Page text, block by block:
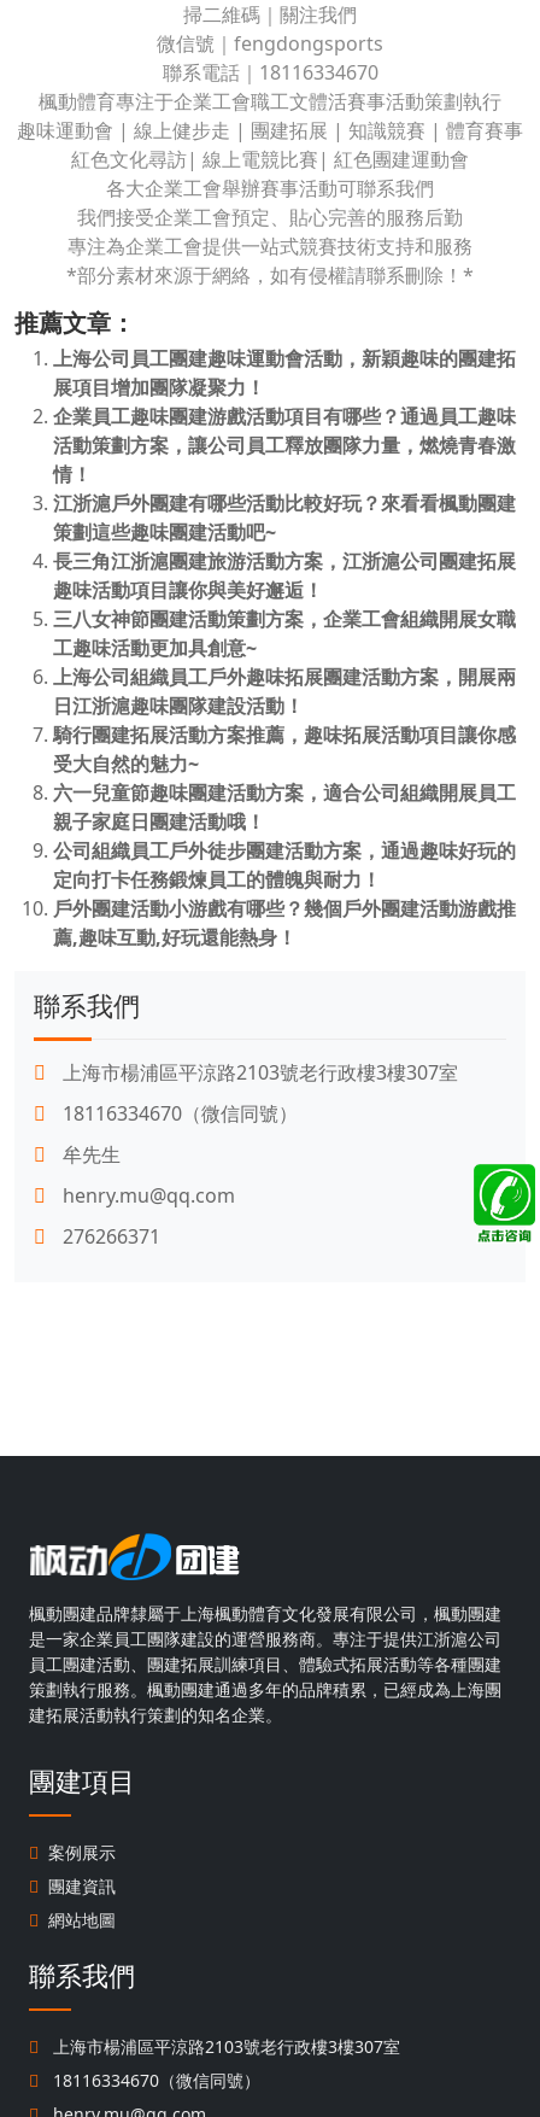
掃二維碼｜關注我們
微信號｜fengdongsports
聯系電話｜18116334670
楓動體育專注于企業工會職工文體活賽事活動策劃執行
趣味運動會 | 線上健步走 | 團建拓展 | 知識競賽 | 體育賽事
紅色文化尋訪| 線上電競比賽| 紅色團建運動會
各大企業工會舉辦賽事活動可聯系我們
我們接受企業工會預定、貼心完善的服務后勤
專注為企業工會提供一站式競賽技術支持和服務
*部分素材來源于網絡，如有侵權請聯系刪除！*
推薦文章：
上海公司員工團建趣味運動會活動，新穎趣味的團建拓
展項目增加團隊凝聚力！
企業員工趣味團建游戲活動項目有哪些？通過員工趣味
活動策劃方案，讓公司員工釋放團隊力量，燃燒青春激
情！
江浙滬戶外團建有哪些活動比較好玩？來看看楓動團建
策劃這些趣味團建活動吧~
長三角江浙滬團建旅游活動方案，江浙滬公司團建拓展
趣味活動項目讓你與美好邂逅！
三八女神節團建活動策劃方案，企業工會組織開展女職
工趣味活動更加具創意~
上海公司組織員工戶外趣味拓展團建活動方案，開展兩
日江浙滬趣味團隊建設活動！
騎行團建拓展活動方案推薦，趣味拓展活動項目讓你感
受大自然的魅力~
六一兒童節趣味團建活動方案，適合公司組織開展員工
親子家庭日團建活動哦！
公司組織員工戶外徒步團建活動方案，通過趣味好玩的
定向打卡任務鍛煉員工的體魄與耐力！
戶外團建活動小游戲有哪些？幾個戶外團建活動游戲推
薦,趣味互動,好玩還能熱身！
聯系我們
上海市楊浦區平涼路2103號老行政樓3樓307室
18116334670（微信同號）
牟先生
henry.mu@qq.com
276266371
楓動團建品牌隸屬于上海楓動體育文化發展有限公司，楓動團建
是一家企業員工團隊建設的運營服務商。專注于提供江浙滬公司
員工團建活動、團建拓展訓練項目、體驗式拓展活動等各種團建
策劃執行服務。楓動團建通過多年的品牌積累，已經成為上海團
建拓展活動執行策劃的知名企業。
團建項目
案例展示
團建資訊
網站地圖
聯系我們
上海市楊浦區平涼路2103號老行政樓3樓307室
18116334670（微信同號）